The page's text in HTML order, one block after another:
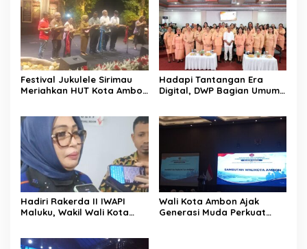
Festival Jukulele Sirimau
Meriahkan HUT Kota Ambon
Music
Hadapi Tantangan Era
Digital, DWP Bagian Umum
Pola Asuh Holistik
Hadiri Rakerda II IWAPI
Maluku, Wakil Wali Kota
Pengusaha Perempuan
Wali Kota Ambon Ajak
Generasi Muda Perkuat